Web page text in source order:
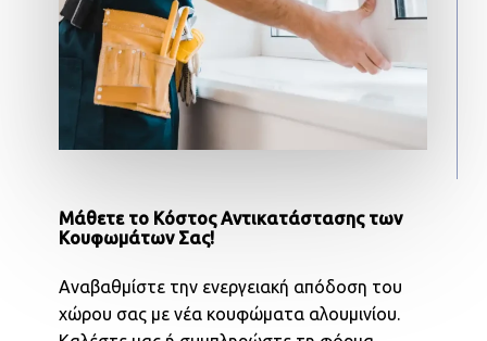
Μάθετε το Κόστος Αντικατάστασης των
Κουφωμάτων Σας!
Αναβαθμίστε την ενεργειακή απόδοση του
χώρου σας με νέα κουφώματα αλουμινίου.